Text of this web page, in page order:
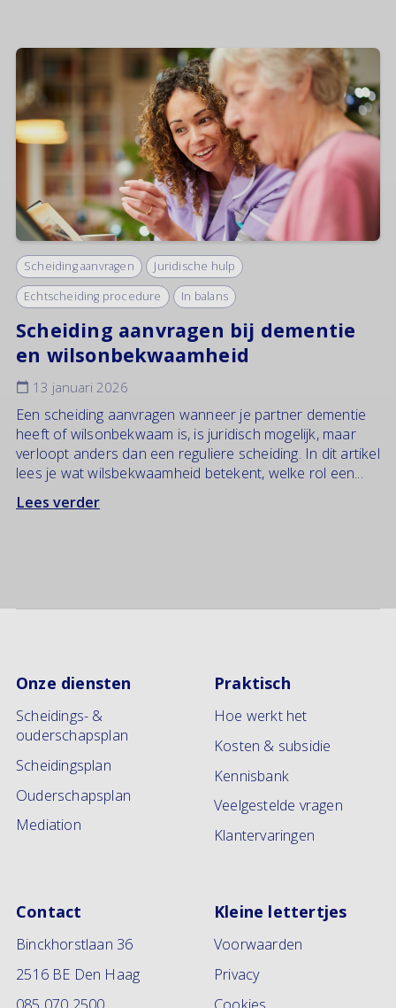
Scheiding aanvragen Juridische hulp
Echtscheiding procedure In balans
Scheiding aanvragen bij dementie
en wilsonbekwaamheid
13 januari 2026
Een scheiding aanvragen wanneer je partner dementie
heeft of wilsonbekwaam is, is juridisch mogelijk, maar
verloopt anders dan een reguliere scheiding. In dit artikel
lees je wat wilsbekwaamheid betekent, welke rol een...
Lees verder
Onze diensten
Scheidings- &
ouderschapsplan
Scheidingsplan
Ouderschapsplan
Mediation
Praktisch
Hoe werkt het
Kosten & subsidie
Kennisbank
Veelgestelde vragen
Klantervaringen
Contact
Binckhorstlaan 36
2516 BE Den Haag
Kleine lettertjes
Voorwaarden
Privacy